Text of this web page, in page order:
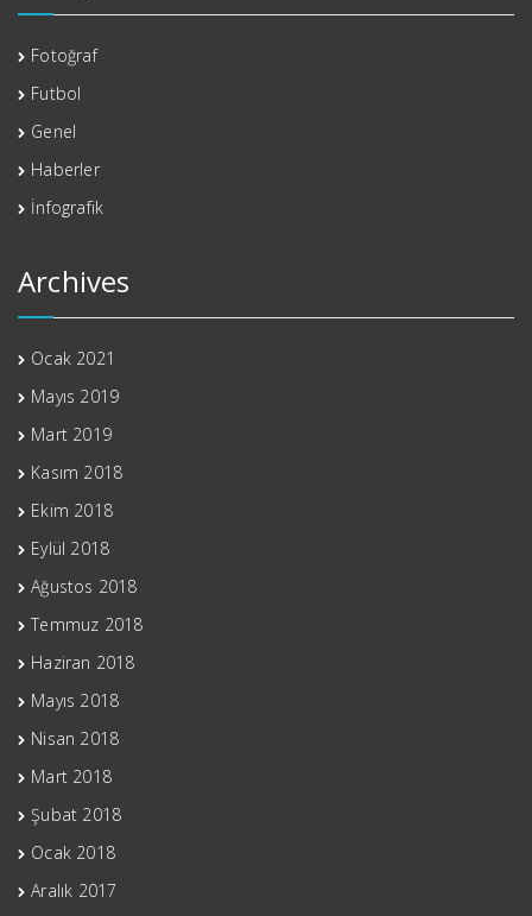
Fotoğraf
Futbol
Genel
Haberler
İnfografik
Archives
Ocak 2021
Mayıs 2019
Mart 2019
Kasım 2018
Ekim 2018
Eylül 2018
Ağustos 2018
Temmuz 2018
Haziran 2018
Mayıs 2018
Nisan 2018
Mart 2018
Şubat 2018
Ocak 2018
Aralık 2017